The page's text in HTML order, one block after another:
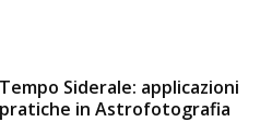
Tempo Siderale: applicazioni
pratiche in Astrofotografia